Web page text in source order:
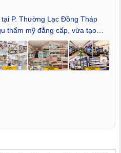
P. Thường Lạc Đồng Tháp
thẩm mỹ đẳng cấp, vừa tạo
nghiệp và thu hút? Khi cái
ở sản phẩm, mà còn ẩn mình
gian trưng bày, thì việc
chính là yếu tố cốt lõi
sẽ giúp bạn khám phá
thời thượng và phù hợp với thị
dành riêng cho những chủ